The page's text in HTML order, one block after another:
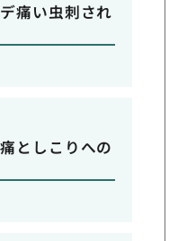
痛い虫刺され
としこりへの